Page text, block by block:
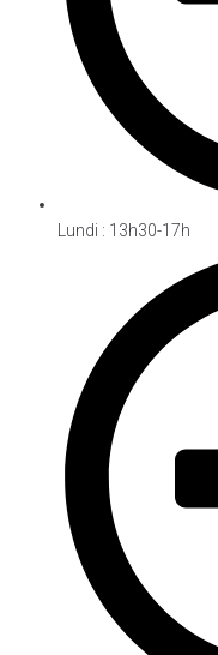
Lundi : 13h30-17h